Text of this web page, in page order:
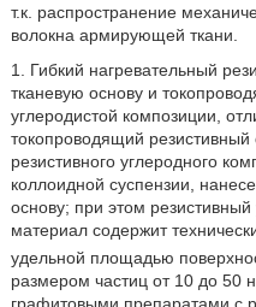
т.к. распространение
волокна армирующей ткани.
1. Гибкий нагревательный
тканевую основу и
углеродистой композиции,
токопроводящий
резистивного углеродного
коллоидной суспензии,
основу; при этом
материал содержит
удельной площадью
размером частиц от 10 до 50